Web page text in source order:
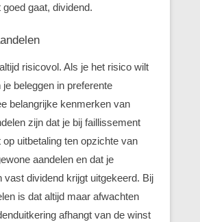
gaat, dividend.
risicovol. Als je het risico wilt
beleggen in preferente
belangrijke kenmerken van
zijn dat je bij faillissement
uitbetaling ten opzichte van
aandelen en dat je
vast dividend krijgt uitgekeerd. Bij
is dat altijd maar afwachten
afhangt van de winst